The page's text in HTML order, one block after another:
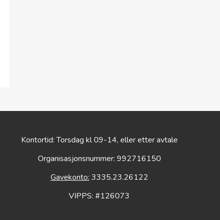
Kontortid: Torsdag kl 09-14, eller etter avtale
Organisasjonsnummer: 992716150
Gavekonto: 3335.23.26122
VIPPS: #126073